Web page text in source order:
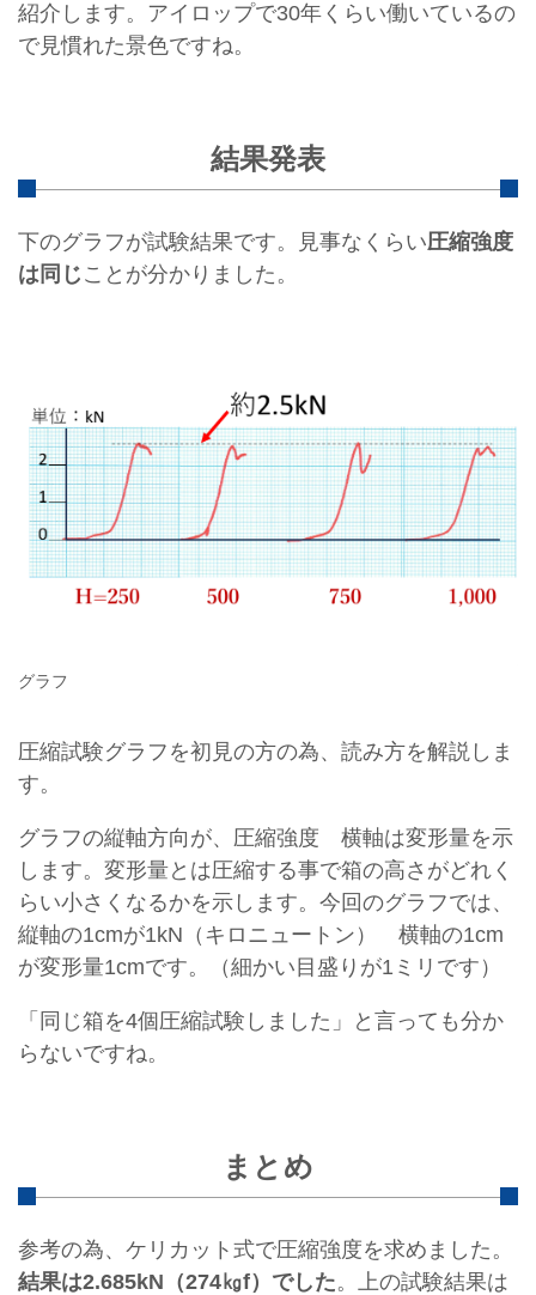
紹介します。アイロップで30年くらい働いているの
で見慣れた景色ですね。
結果発表
下のグラフが試験結果です。見事なくらい圧縮強度
は同じ ことが分かりました。
グラフ
圧縮試験グラフを初見の方の為、読み方を解説しま
す。
グラフの縦軸方向が、圧縮強度 横軸は変形量を示
します。変形量とは圧縮する事で箱の高さがどれく
らい小さくなるかを示します。今回のグラフでは、
縦軸の1cmが1kN（キロニュートン） 横軸の1cm
が変形量1cmです。（細かい目盛りが1ミリです）
「同じ箱を4個圧縮試験しました」と言っても分か
らないですね。
まとめ
参考の為、ケリカット式で圧縮強度を求めました。
結果は2.685kN（274㎏f）でした。上の試験結果は